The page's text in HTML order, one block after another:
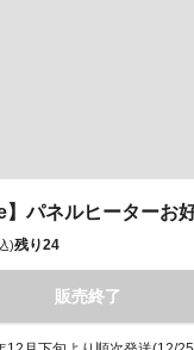
パネルヒーターお
)残り24
販売終了